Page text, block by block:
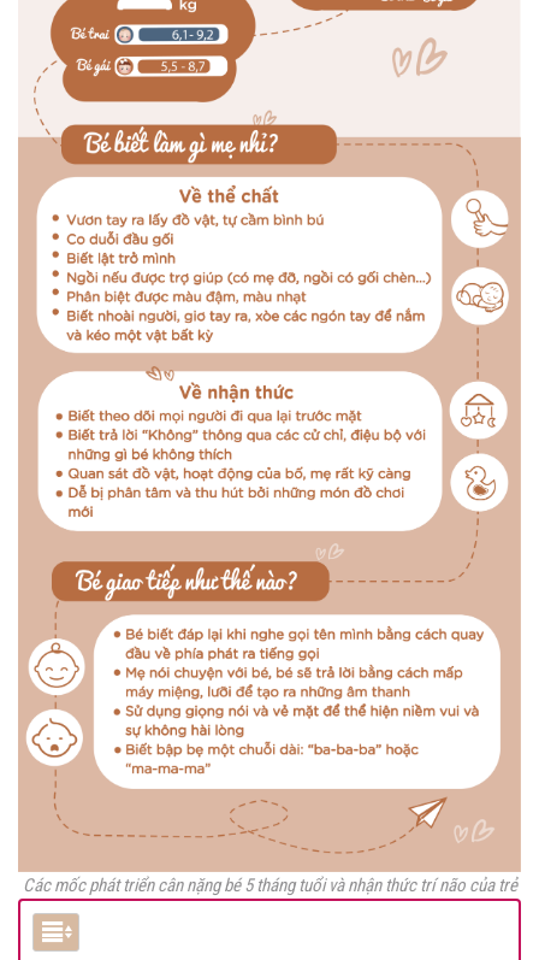
Các mốc phát triển cân nặng bé 5 tháng tuổi và nhận thức trí não của trẻ